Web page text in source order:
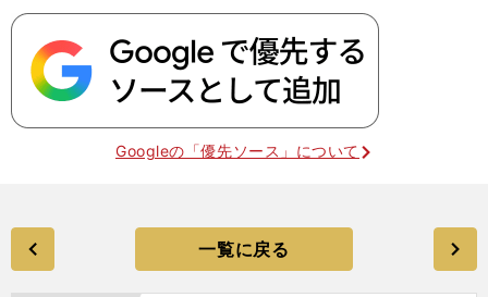
Googleの「優先ソース」について
一覧に戻る